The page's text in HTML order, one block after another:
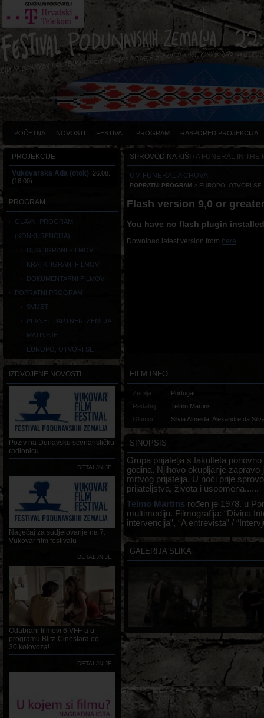
POČETNA NOVOSTI FESTIVAL PROGRAM RASPORED PROJEKCIJA
PROJEKCIJE
Vukovarska Ada (otok) , 26.08.
(16:00)
PROGRAM
GLAVNI PROGRAM
(KONKURENCIJA)
DUGI IGRANI FILMOVI
KRATKI IGRANI FILMOVI
DOKUMENTARNI FILMOVI
POPRATNI PROGRAM
SVIJET
PLANET PARTNER: ZEMLJA
MATINEJE
EUROPO, OTVORI SE
IZDVOJENE NOVOSTI
Poziv na Dunavsku scenarističku
radionicu
DETALJNIJE
Natječaj za sudjelovanje na 7.
Vukovar film festivalu
DETALJNIJE
Odabrani filmovi 6.VFF-a u
programu Blitz-Cinestara od
30.kolovoza!
DETALJNIJE
SPROVOD NA KIŠI / A FUNERAL IN THE
UM FUNERAL A CHUVA
POPRATNI PROGRAM > EUROPO, OTVORI SE
Flash version 9,0 or
You have no flash plugin installed
Download latest version from here
FILM INFO
Zemlja
Portugal
Redatelj
Telmo Martins
Glumci
Silvia Almeida, Alexandre da
SINOPSIS
Grupa prijatelja s fakulteta
godina. Njihovo okupljanje zapravo
mrtvog prijatelja. U noći prije
prijateljstva, života i uspomena......
Telmo Martins rođen je 1978. u
multimediju. Filmografija: “Divina
intervencija”, “A entrevista” /
GALERIJA SLIKA